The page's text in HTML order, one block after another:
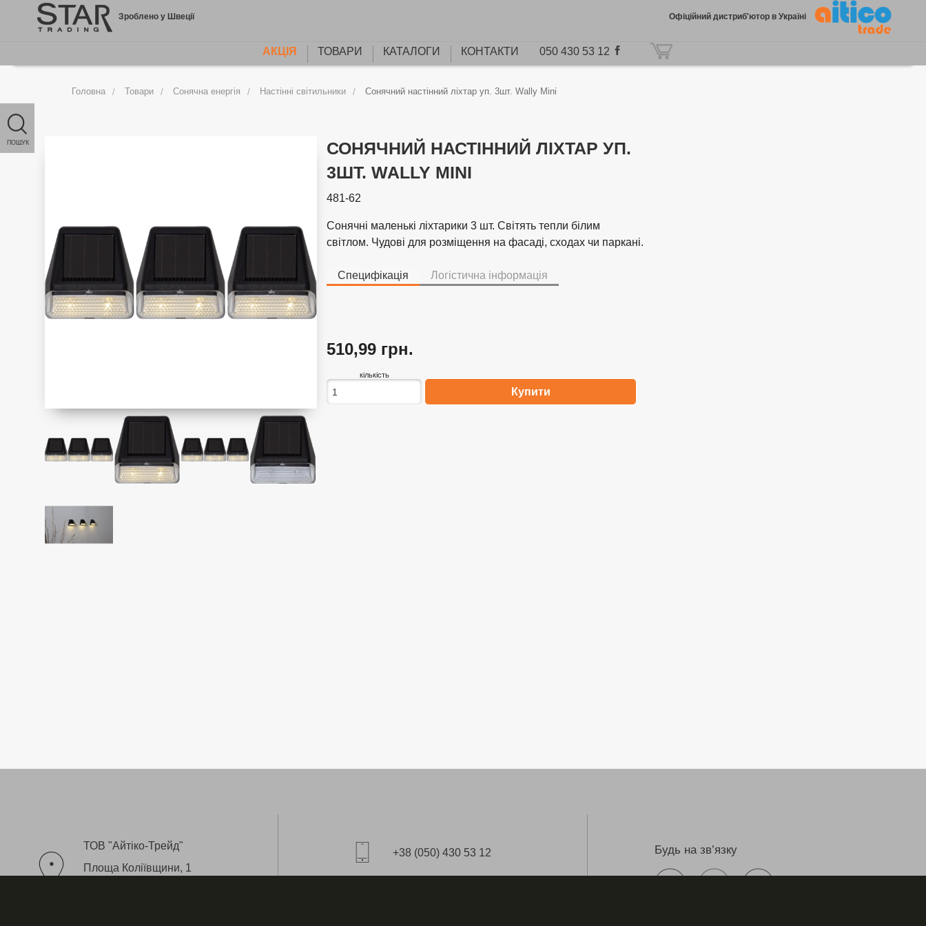
ПОШУК
Зроблено у Швеції Офіційний дистриб'ютор в Україні
АКЦІЯ ТОВАРИ КАТАЛОГИ КОНТАКТИ 050 430 53 12
Головна Товари Сонячна енергія Настінні світильники Сонячний настінний ліхтар уп. 3шт. Wally Mini
СОНЯЧНИЙ НАСТІННИЙ ЛІХТАР УП.
3ШТ. WALLY MINI
481-62
Сонячні маленькі ліхтарики 3 шт. Світять тепли білим
світлом. Чудові для розміщення на фасаді, сходах чи паркані.
Специфікація Логістична інформація
510,99 грн.
кількість
ТОВ "Айтіко-Трейд"
Площа Коліївщини, 1
+38 (050) 430 53 12 Будь на зв’язку